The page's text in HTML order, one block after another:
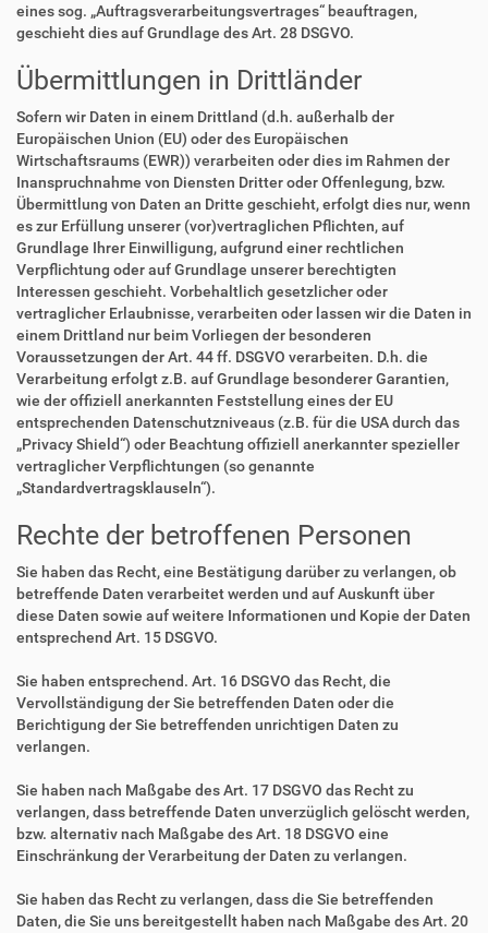
eines sog. „Auftragsverarbeitungsvertrages“ beauftragen,
geschieht dies auf Grundlage des Art. 28 DSGVO.
Übermittlungen in Drittländer
Sofern wir Daten in einem Drittland (d.h. außerhalb der
Europäischen Union (EU) oder des Europäischen
Wirtschaftsraums (EWR)) verarbeiten oder dies im Rahmen der
Inanspruchnahme von Diensten Dritter oder Offenlegung, bzw.
Übermittlung von Daten an Dritte geschieht, erfolgt dies nur, wenn
es zur Erfüllung unserer (vor)vertraglichen Pflichten, auf
Grundlage Ihrer Einwilligung, aufgrund einer rechtlichen
Verpflichtung oder auf Grundlage unserer berechtigten
Interessen geschieht. Vorbehaltlich gesetzlicher oder
vertraglicher Erlaubnisse, verarbeiten oder lassen wir die Daten in
einem Drittland nur beim Vorliegen der besonderen
Voraussetzungen der Art. 44 ff. DSGVO verarbeiten. D.h. die
Verarbeitung erfolgt z.B. auf Grundlage besonderer Garantien,
wie der offiziell anerkannten Feststellung eines der EU
entsprechenden Datenschutzniveaus (z.B. für die USA durch das
„Privacy Shield“) oder Beachtung offiziell anerkannter spezieller
vertraglicher Verpflichtungen (so genannte
„Standardvertragsklauseln“).
Rechte der betroffenen Personen
Sie haben das Recht, eine Bestätigung darüber zu verlangen, ob
betreffende Daten verarbeitet werden und auf Auskunft über
diese Daten sowie auf weitere Informationen und Kopie der Daten
entsprechend Art. 15 DSGVO.
Sie haben entsprechend. Art. 16 DSGVO das Recht, die
Vervollständigung der Sie betreffenden Daten oder die
Berichtigung der Sie betreffenden unrichtigen Daten zu
verlangen.
Sie haben nach Maßgabe des Art. 17 DSGVO das Recht zu
verlangen, dass betreffende Daten unverzüglich gelöscht werden,
bzw. alternativ nach Maßgabe des Art. 18 DSGVO eine
Einschränkung der Verarbeitung der Daten zu verlangen.
Sie haben das Recht zu verlangen, dass die Sie betreffenden
Daten, die Sie uns bereitgestellt haben nach Maßgabe des Art. 20